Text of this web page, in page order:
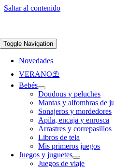
Saltar al contenido
Toggle Navigation
Novedades
VERANO⛱️​
Bebés
Doudous y peluches
Mantas y alfombras de
Sonajeros y mordedores
Apila, encaja y enrosca
Arrastres y correpasillos
Libros de tela
Mis primeros juegos
Juegos y juguetes
Juegos de viaje